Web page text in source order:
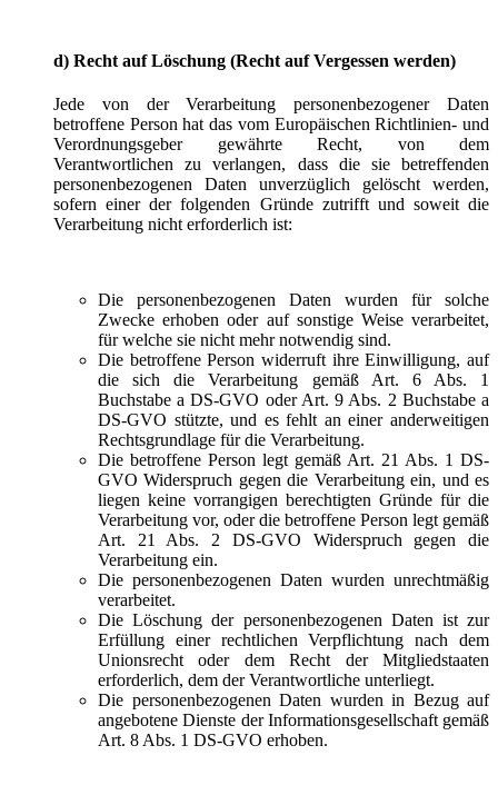
d) Recht auf Löschung (Recht auf Vergessen werden)
Jede von der Verarbeitung personenbezogener Daten
betroffene Person hat das vom Europäischen Richtlinien- und
Verordnungsgeber gewährte Recht, von dem
Verantwortlichen zu verlangen, dass die sie betreffenden
personenbezogenen Daten unverzüglich gelöscht werden,
sofern einer der folgenden Gründe zutrifft und soweit die
Verarbeitung nicht erforderlich ist:
Die personenbezogenen Daten wurden für solche
Zwecke erhoben oder auf sonstige Weise verarbeitet,
für welche sie nicht mehr notwendig sind.
Die betroffene Person widerruft ihre Einwilligung, auf
die sich die Verarbeitung gemäß Art. 6 Abs. 1
Buchstabe a DS-GVO oder Art. 9 Abs. 2 Buchstabe a
DS-GVO stützte, und es fehlt an einer anderweitigen
Rechtsgrundlage für die Verarbeitung.
Die betroffene Person legt gemäß Art. 21 Abs. 1 DS-
GVO Widerspruch gegen die Verarbeitung ein, und es
liegen keine vorrangigen berechtigten Gründe für die
Verarbeitung vor, oder die betroffene Person legt gemäß
Art. 21 Abs. 2 DS-GVO Widerspruch gegen die
Verarbeitung ein.
Die personenbezogenen Daten wurden unrechtmäßig
verarbeitet.
Die Löschung der personenbezogenen Daten ist zur
Erfüllung einer rechtlichen Verpflichtung nach dem
Unionsrecht oder dem Recht der Mitgliedstaaten
erforderlich, dem der Verantwortliche unterliegt.
Die personenbezogenen Daten wurden in Bezug auf
angebotene Dienste der Informationsgesellschaft gemäß
Art. 8 Abs. 1 DS-GVO erhoben.